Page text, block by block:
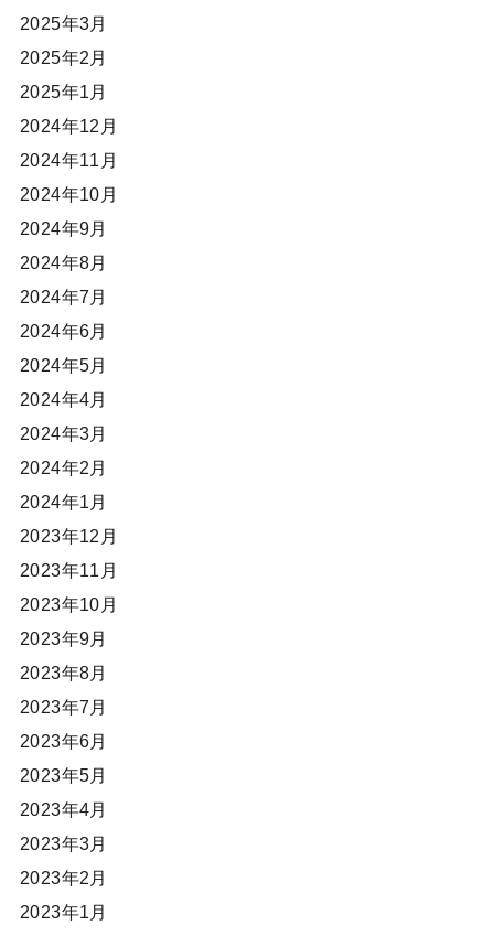
2025年3月
2025年2月
2025年1月
2024年12月
2024年11月
2024年10月
2024年9月
2024年8月
2024年7月
2024年6月
2024年5月
2024年4月
2024年3月
2024年2月
2024年1月
2023年12月
2023年11月
2023年10月
2023年9月
2023年8月
2023年7月
2023年6月
2023年5月
2023年4月
2023年3月
2023年2月
2023年1月